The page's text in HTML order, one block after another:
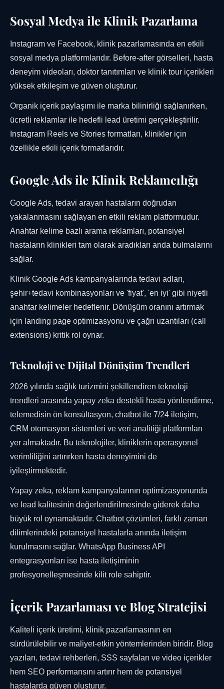
Sosyal Medya ile Klinik Pazarlama
Instagram ve Facebook, klinik pazarlamasında en etkili
sosyal medya platformlarıdır. Before-after görselleri, hasta
deneyim videoları, doktor tanıtımları ve klinik tour içerikleri
yüksek etkileşim ve güven oluşturur.
Organik içerik paylaşımı ile marka bilinirliği sağlanırken,
ücretli reklamlar ile hedefli lead üretimi gerçekleştirilir.
Instagram Reels ve Stories formatları, klinikler için
özellikle etkili içerik formatlarıdır.
Google Ads ile Klinik Reklamcılığı
Google Ads, tedavi arayan hastaların doğrudan
yakalanmasını sağlayan en etkili reklam platformudur.
Anahtar kelime bazlı arama reklamları, potansiyel
hastaların klinikleri tam olarak aradıkları anda bulmalarını
sağlar.
Klinik Google Ads kampanyalarında tedavi adları,
şehir+tedavi kombinasyonları ve 'fiyat', 'en iyi' gibi niyetli
anahtar kelimeler hedeflenir. Dönüşüm oranını artırmak
için landing page optimizasyonu ve çağrı uzantıları (call
extensions) kritik rol oynar.
Teknoloji ve Dijital Dönüşüm Trendleri
2026 yılında sağlık turizmini şekillendiren teknoloji
trendleri arasında yapay zeka destekli hasta yönlendirme,
telemedisin ön konsültasyon, chatbot ile 7/24 iletişim,
CRM otomasyon sistemleri ve veri analitiği platformları
yer almaktadır. Bu teknolojiler, kliniklerin operasyonel
verimliliğini artırırken hasta deneyimini de
iyileştirmektedir.
Yapay zeka, reklam kampanyalarının optimizasyonunda
ve lead kalitesinin değerlendirilmesinde giderek daha
büyük rol oynamaktadır. Chatbot çözümleri, farklı zaman
dilimlerindeki potansiyel hastalarla anında iletişim
kurulmasını sağlar. WhatsApp Business API
entegrasyonları ise hasta iletişiminin
profesyonelleşmesinde kilit role sahiptir.
İçerik Pazarlaması ve Blog Stratejisi
Kaliteli içerik üretimi, klinik pazarlamasının en
sürdürülebilir ve maliyet-etkin yöntemlerinden biridir. Blog
yazıları, tedavi rehberleri, SSS sayfaları ve video içerikler
hem SEO performansını artırır hem de potansiyel
hastalarda güven oluşturur.